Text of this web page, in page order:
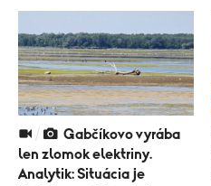
len zlomok elektriny.
Analytik: Situácia je